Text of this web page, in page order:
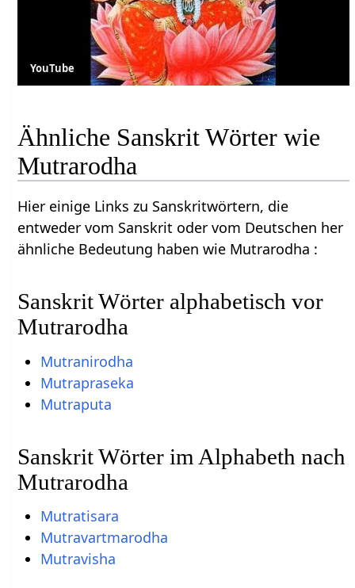
YouTube
Ähnliche Sanskrit Wörter wie
Mutrarodha
Hier einige Links zu Sanskritwörtern, die
entweder vom Sanskrit oder vom Deutschen her
ähnliche Bedeutung haben wie Mutrarodha :
Sanskrit Wörter alphabetisch vor
Mutrarodha
Mutranirodha
Mutrapraseka
Mutraputa
Sanskrit Wörter im Alphabeth nach
Mutrarodha
Mutratisara
Mutravartmarodha
Mutravisha